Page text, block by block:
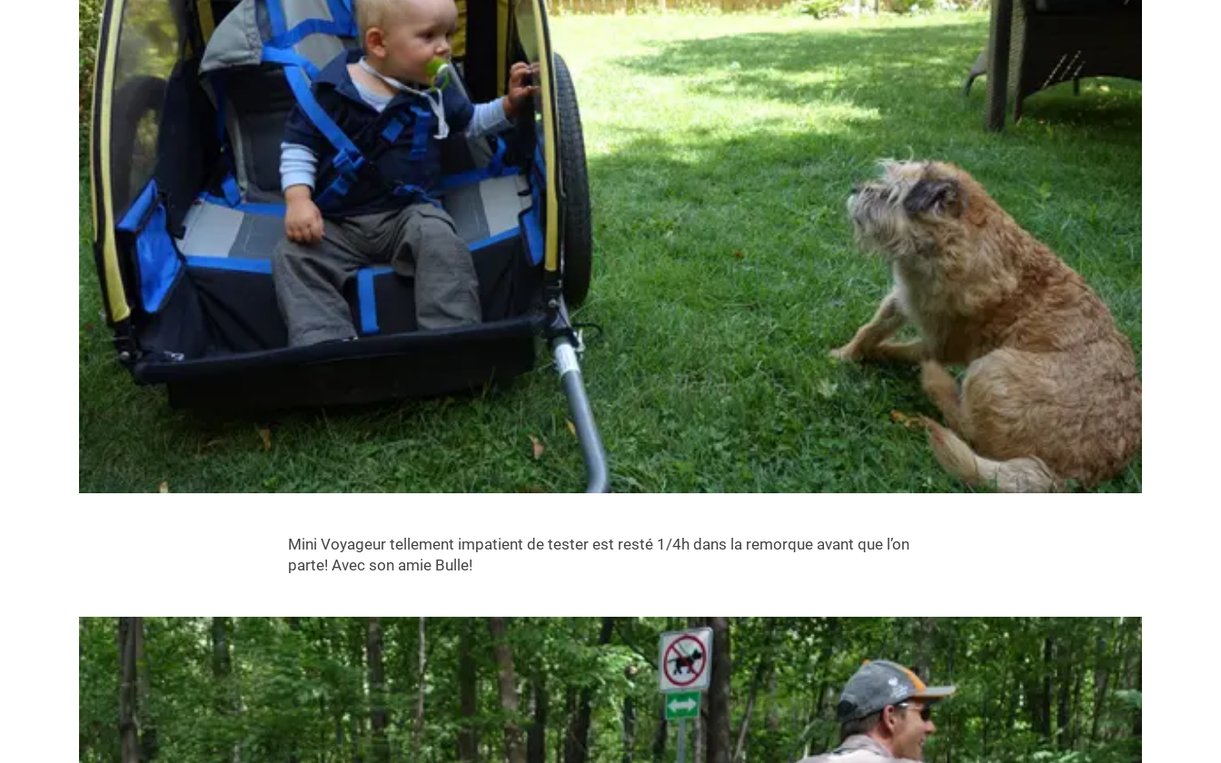
Mini Voyageur tellement impatient de tester est resté 1/4h dans la remorque avant que l’on
parte! Avec son amie Bulle!